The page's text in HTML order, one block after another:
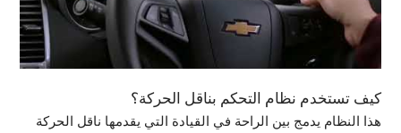
كيف تستخدم نظام التحكم بناقل الحركة؟
هذا النظام يدمج بين الراحة في القيادة التي يقدمها ناقل الحركة